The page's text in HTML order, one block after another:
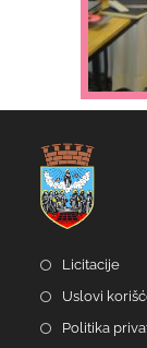
Licitacije
Uslovi
Politika